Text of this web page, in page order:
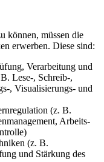
können, müssen die
erwerben. Diese sind:
Verarbeitung und
Lese-, Schreib-,
, Visualisierungs- und
(z. B.
Arbeits-
(z. B.
und Stärkung des